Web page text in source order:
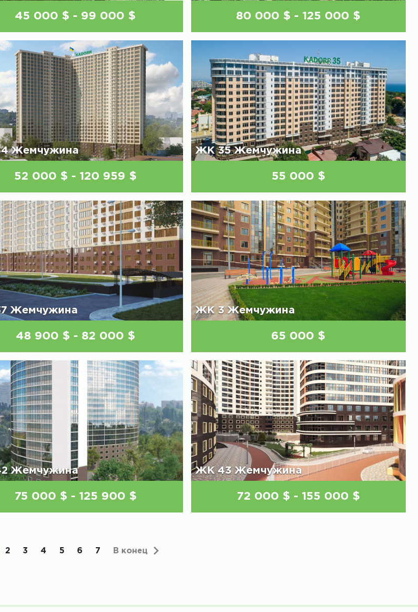
45 000 $ - 99 000 $ 80 000 $ - 125 000 $
52 000 $ - 120 959 $
Жемчужина
55 000 $
ЖК 35 Жемчужина
48 900 $ - 82 000 $
Жемчужина
65 000 $
ЖК 3 Жемчужина
75 000 $ - 125 900 $
Жемчужина
72 000 $ - 155 000 $
ЖК 43 Жемчужина
2 3 4 5 6 7 В конец